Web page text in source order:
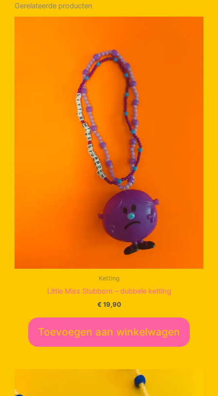
Gerelateerde producten
Ketting
Little Miss Stubborn – dubbele ketting
€ 19,90
Toevoegen aan winkelwagen